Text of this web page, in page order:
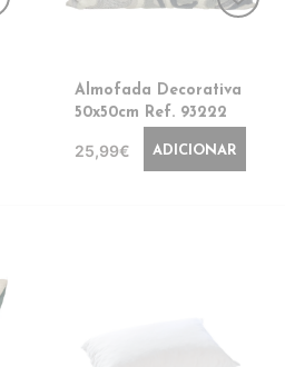
Almofada Decorativa
50x50cm Ref. 93222
25,99€ ADICIONAR